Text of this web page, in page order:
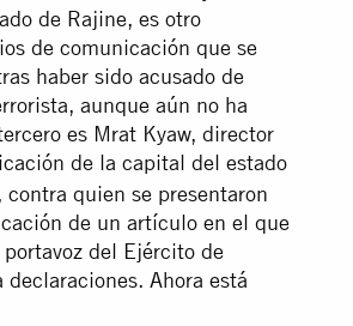
de Rajine, es otro
de comunicación que se
haber sido acusado de
aunque aún no ha
es Mrat Kyaw, director
de la capital del estado
quien se presentaron
de un artículo en el que
del Ejército de
Ahora está